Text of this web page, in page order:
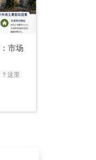
市场
这里